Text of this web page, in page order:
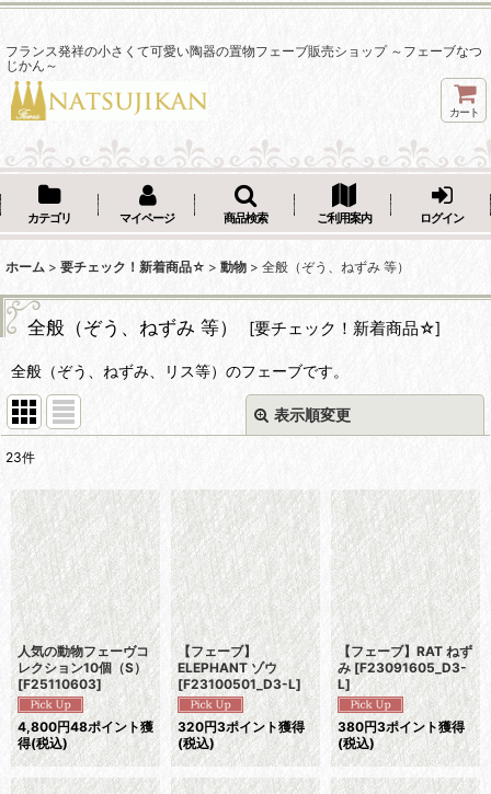
フランス発祥の小さくて可愛い陶器の置物フェーブ販売ショップ ～フェーブなつ
じかん～
カート
カテゴリ マイページ 商品検索 ご利用案内 ログイン
ホーム > 要チェック！新着商品☆ > 動物 > 全般（ぞう、ねずみ 等）
全般（ぞう、ねずみ 等） [要チェック！新着商品☆]
全般（ぞう、ねずみ、リス等）のフェーブです。
表示順変更
並び順:
絞り込む
23件
人気の動物フェーヴコ
レクション10個（S）
[F25110603]
4,800円48ポイント獲
得(税込)
【フェーブ】
ELEPHANT ゾウ
[F23100501_D3-L]
320円3ポイント獲得
(税込)
【フェーブ】RAT ねず
み [F23091605_D3-
L]
380円3ポイント獲得
(税込)